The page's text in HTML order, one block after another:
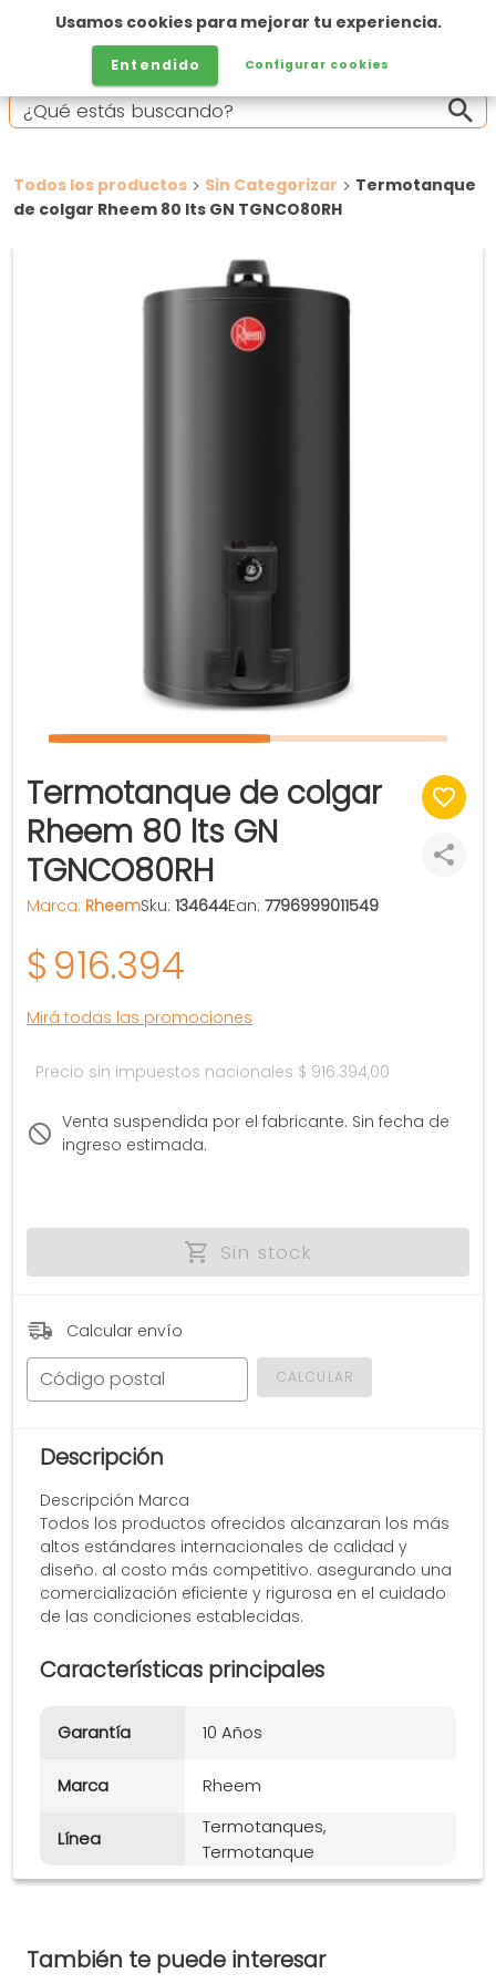
Todos los productos Sin Categorizar
Termotanque
de colgar Rheem 80 lts GN TGNCO80RH
Termotanque de colgar
Rheem 80 lts GN
TGNCO80RH
Marca: RheemSku: 134644Ean: 7796999011549
$916.394
Mirá todas las promociones
Precio sin impuestos nacionales $ 916.394,00
Venta suspendida por el fabricante. Sin fecha de
ingreso estimada.
Sin stock
Calcular envío
Código postal CALCULAR
Descripción
Descripción Marca
Todos los productos ofrecidos alcanzaran los más
altos estándares internacionales de calidad y
diseño. al costo más competitivo. asegurando una
comercialización eficiente y rigurosa en el cuidado
de las condiciones establecidas.
Características principales
Garantía 10 Años
Marca Rheem
Línea
Termotanques,
Termotanque
También te puede interesar
Usamos cookies para mejorar tu experiencia.
Entendido Configurar cookies